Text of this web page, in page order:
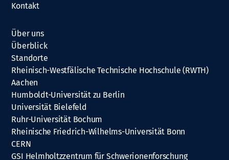
Kontakt
Über uns
Überblick
Standorte
Rheinisch-Westfälische Technische Hochschule (RWTH)
Aachen
Humboldt-Universität zu Berlin
Universität Bielefeld
Ruhr-Universität Bochum
Rheinische Friedrich-Wilhelms-Universität Bonn
CERN
GSI Helmholtzzentrum für Schwerionenforschung